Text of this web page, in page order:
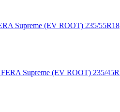
Supreme (EV ROOT) 235/55R18